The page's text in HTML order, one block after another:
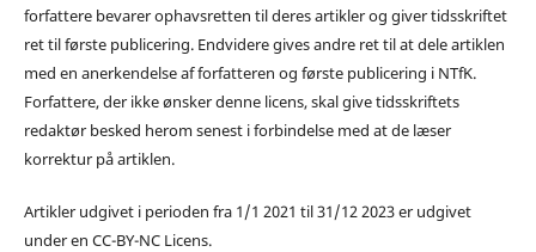
forfattere bevarer ophavsretten til deres artikler og giver tidsskriftet
ret til første publicering. Endvidere gives andre ret til at dele artiklen
med en anerkendelse af forfatteren og første publicering i NTfK.
Forfattere, der ikke ønsker denne licens, skal give tidsskriftets
redaktør besked herom senest i forbindelse med at de læser
korrektur på artiklen.
Artikler udgivet i perioden fra 1/1 2021 til 31/12 2023 er udgivet
under en CC-BY-NC Licens.